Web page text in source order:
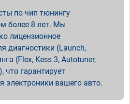
по чип тюнингу
более 8 лет. Мы
лицензионное
диагностики (Launch,
(Flex, Kess 3, Autotuner,
что гарантирует
электроники вашего авто.